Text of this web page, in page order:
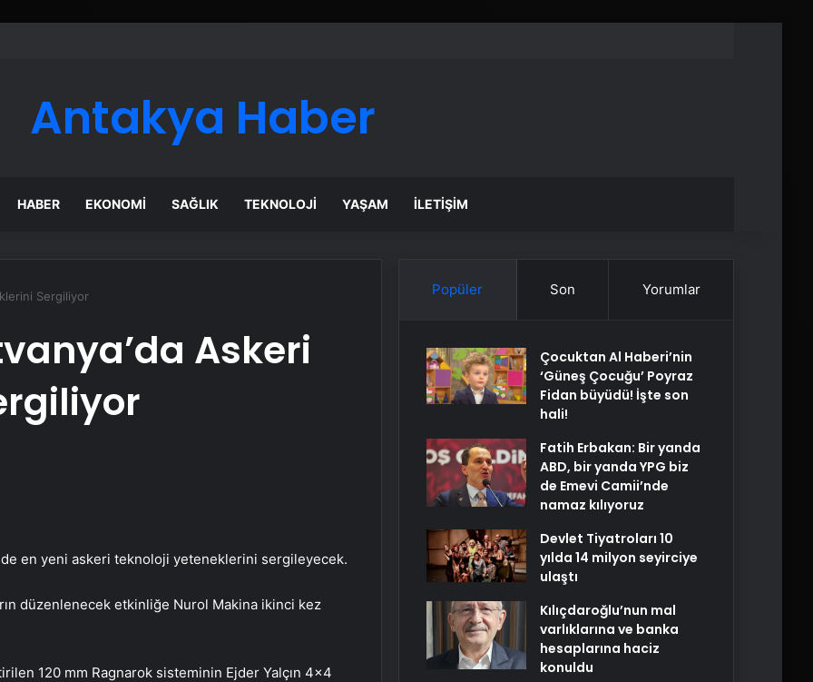
Antakya Haber
HABER EKONOMI SAĞLIK TEKNOLOJI YAŞAM İLETIŞIM
Sergiliyor
Askeri
en yeni askeri teknoloji yeteneklerini sergileyecek.
düzenlenecek etkinliğe Nurol Makina ikinci kez
120 mm Ragnarok sisteminin Ejder Yalçın 4×4
Popüler Son Yorumlar
Çocuktan Al Haberi’nin
‘Güneş Çocuğu’ Poyraz
Fidan büyüdü! İşte son
hali!
Fatih Erbakan: Bir yanda
ABD, bir yanda YPG biz
de Emevi Camii’nde
namaz kılıyoruz
Devlet Tiyatroları 10
yılda 14 milyon seyirciye
ulaştı
Kılıçdaroğlu’nun mal
varlıklarına ve banka
hesaplarına haciz
konuldu